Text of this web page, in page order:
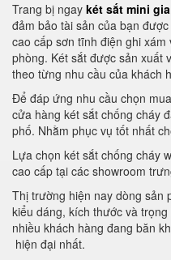
Trang bị ngay két sắt mini
đảm bảo tài sản của bạn
cao cấp sơn tĩnh điện ghi
phòng. Két sắt được sản xuất
theo từng nhu cầu của khách
Để đáp ứng nhu cầu chọn
cửa hàng két sắt chống cháy
phố. Nhằm phục vụ tốt nhất
Lựa chọn két sắt chống cháy
cao cấp tại các showroom
Thị trường hiện nay dòng sản
kiểu dáng, kích thước và
nhiều khách hàng đang băn
hiện đại nhất.